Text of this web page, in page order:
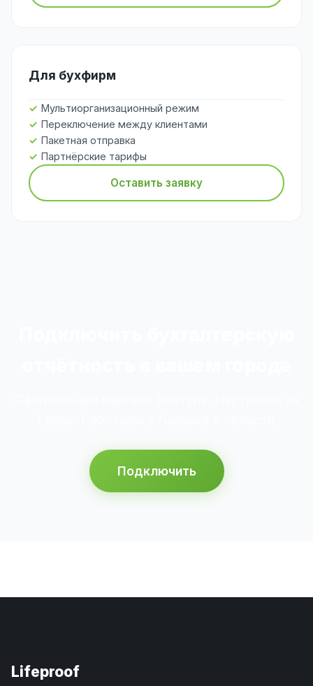
Для бухфирм
Мультиорганизационный режим
Переключение между клиентами
Пакетная отправка
Партнёрские тарифы
Оставить заявку
Подключить
Lifeproof